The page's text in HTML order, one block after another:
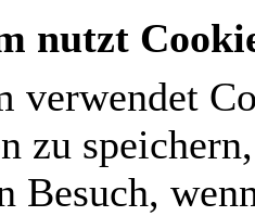
nutzt
verwendet
zu
Besuch,